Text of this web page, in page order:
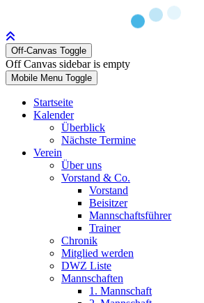
Off-Canvas Toggle
Off Canvas sidebar is empty
Mobile Menu Toggle
Startseite
Kalender
Überblick
Nächste Termine
Verein
Über uns
Vorstand & Co.
Vorstand
Beisitzer
Mannschaftsführer
Trainer
Chronik
Mitglied werden
DWZ Liste
Mannschaften
1. Mannschaft